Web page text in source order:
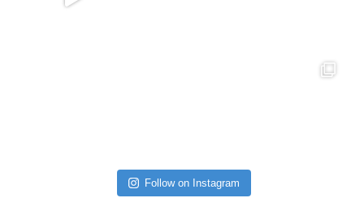
Follow on Instagram